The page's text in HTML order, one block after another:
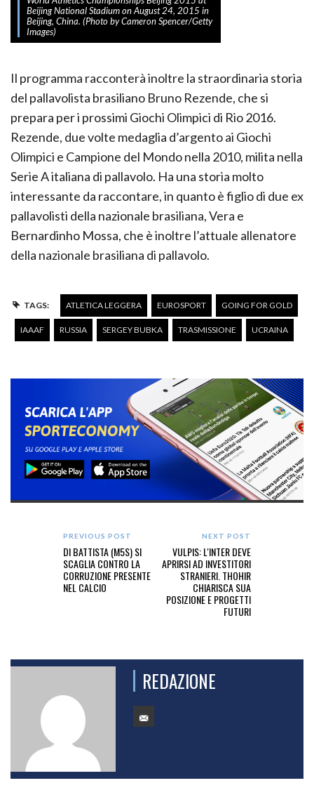
Beijing National Stadium on August 24, 2015 in
Beijing, China. (Photo by Cameron Spencer/Getty
Images)
Il programma racconterà inoltre la straordinaria storia
del pallavolista brasiliano Bruno Rezende, che si
prepara per i prossimi Giochi Olimpici di Rio 2016.
Rezende, due volte medaglia d’argento ai Giochi
Olimpici e Campione del Mondo nella 2010, milita nella
Serie A italiana di pallavolo. Ha una storia molto
interessante da raccontare, in quanto è figlio di due ex
pallavolisti della nazionale brasiliana, Vera e
Bernardinho Mossa, che è inoltre l’attuale allenatore
della nazionale brasiliana di pallavolo.
TAGS: ATLETICA LEGGERA EUROSPORT GOING FOR GOLD
IAAAF RUSSIA SERGEY BUBKA TRASMISSIONE UCRAINA
PREVIOUS POST
DI BATTISTA (M5S) SI
SCAGLIA CONTRO LA
CORRUZIONE PRESENTE
NEL CALCIO
NEXT POST
VULPIS: L'INTER DEVE
APRIRSI AD INVESTITORI
STRANIERI. THOHIR
CHIARISCA SUA
POSIZIONE E PROGETTI
FUTURI
REDAZIONE